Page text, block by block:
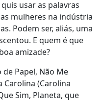
usar as palavras
mulheres na indústria
Podem ser, aliás, uma
E quem é que
amizade?
Papel, Não Me
Carolina (Carolina
Sim, Planeta, que